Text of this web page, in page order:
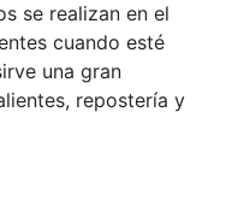
se realizan en el
cuando esté
una gran
repostería y